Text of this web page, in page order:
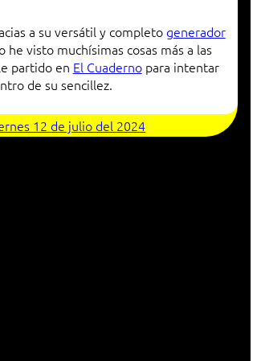
a su versátil y completo generador
he visto muchísimas cosas más a las
partido en El Cuadernopara intentar
de su sencillez.
12 de julio del 2024